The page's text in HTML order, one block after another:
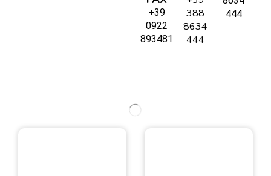
+39
0922
893481
388
8634
444
444